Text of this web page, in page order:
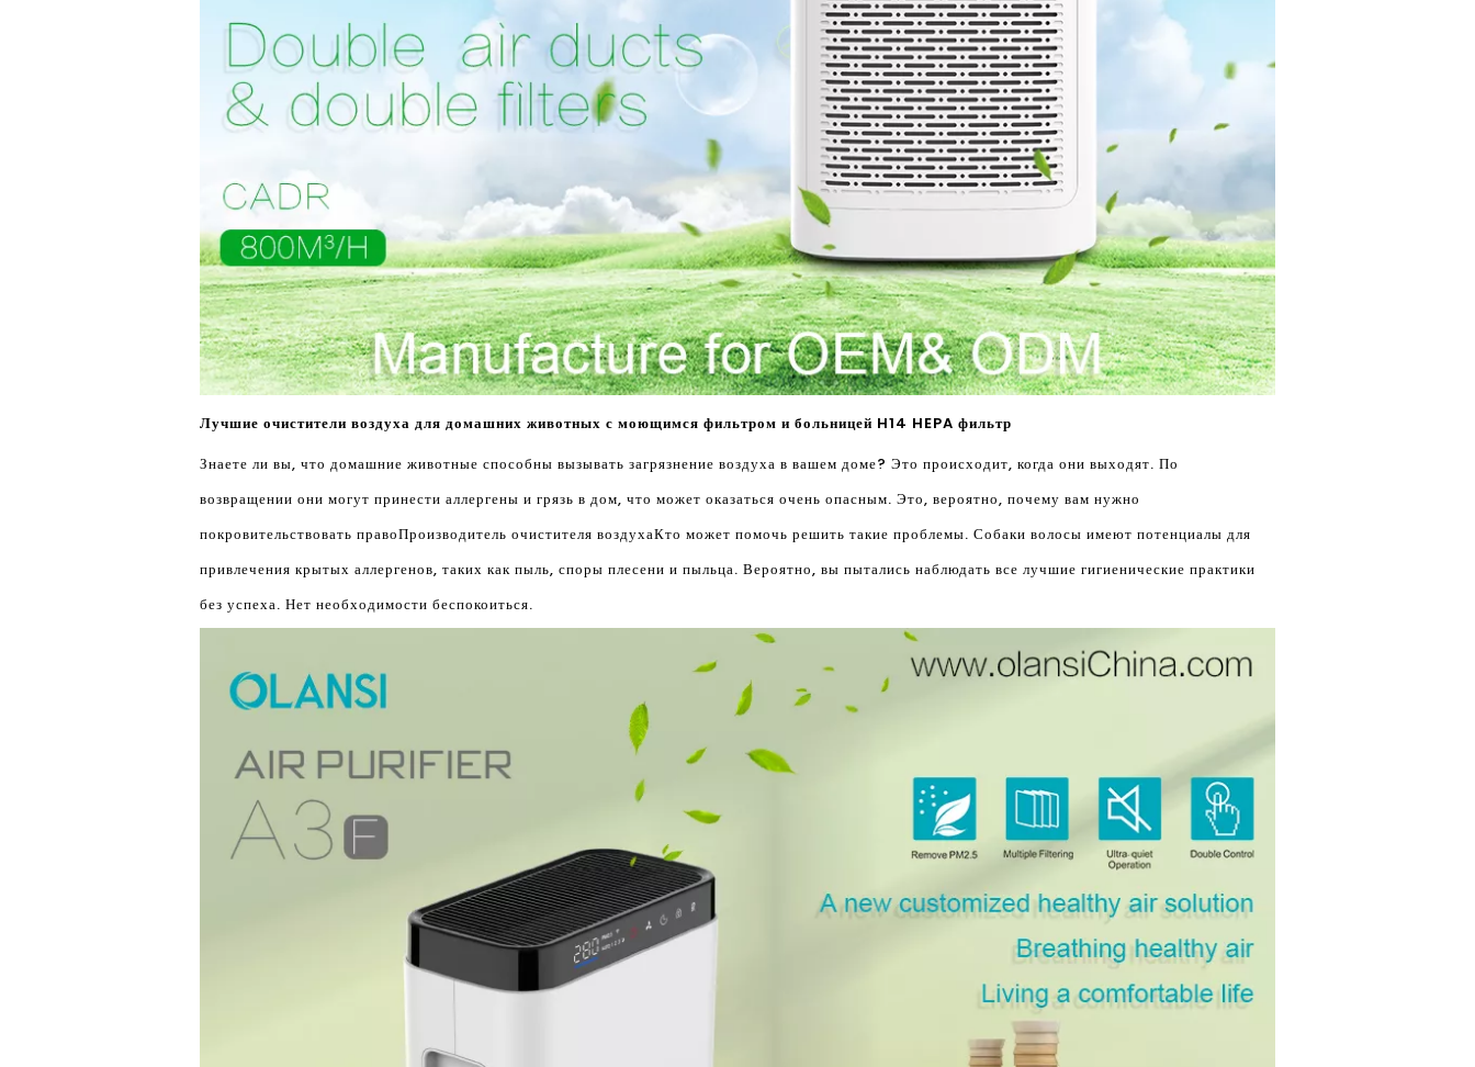
Лучшие очистители воздуха для домашних животных с моющимся фильтром и больницей H14 HEPA фильтр
Знаете ли вы, что домашние животные способны вызывать загрязнение воздуха в вашем доме? Это происходит, когда они выходят. По
возвращении они могут принести аллергены и грязь в дом, что может оказаться очень опасным. Это, вероятно, почему вам нужно
покровительствовать правоПроизводитель очистителя воздухаКто может помочь решить такие проблемы. Собаки волосы имеют потенциалы для
привлечения крытых аллергенов, таких как пыль, споры плесени и пыльца. Вероятно, вы пытались наблюдать все лучшие гигиенические практики
без успеха. Нет необходимости беспокоиться.